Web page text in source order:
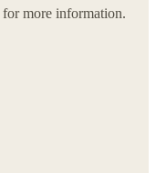
for more information.